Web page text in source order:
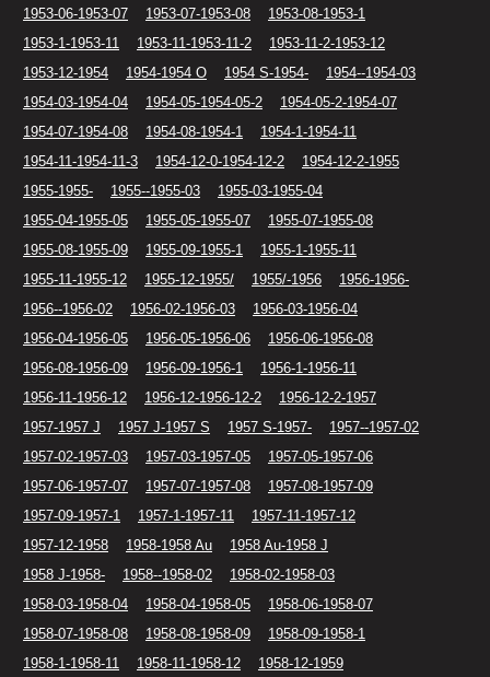
1953-06-1953-07 1953-07-1953-08
1953-08-1953-1
1953-1-1953-11
1953-11-1953-11-2
1953-11-2-1953-12
1953-12-1954
1954-1954 O 1954 S-1954-
1954--1954-03
1954-03-1954-04
1954-05-1954-05-2
1954-05-2-1954-07
1954-07-1954-08
1954-08-1954-1
1954-1-1954-11
1954-11-1954-11-3
1954-12-0-1954-12-2
1954-12-2-1955
1955-1955-
1955--1955-03
1955-03-1955-04
1955-04-1955-05
1955-05-1955-07
1955-07-1955-08
1955-08-1955-09
1955-09-1955-1
1955-1-1955-11
1955-11-1955-12
1955-12-1955/ 1955/-1956
1956-1956-
1956--1956-02
1956-02-1956-03
1956-03-1956-04
1956-04-1956-05
1956-05-1956-06
1956-06-1956-08
1956-08-1956-09
1956-09-1956-1
1956-1-1956-11
1956-11-1956-12
1956-12-1956-12-2
1956-12-2-1957
1957-1957 J
1957 J-1957 S 1957 S-1957-
1957--1957-02
1957-02-1957-03
1957-03-1957-05
1957-05-1957-06
1957-06-1957-07
1957-07-1957-08
1957-08-1957-09
1957-09-1957-1
1957-1-1957-11
1957-11-1957-12
1957-12-1958
1958-1958 Au
1958 Au-1958 J
1958 J-1958-
1958--1958-02
1958-02-1958-03
1958-03-1958-04
1958-04-1958-05
1958-06-1958-07
1958-07-1958-08
1958-08-1958-09
1958-09-1958-1
1958-1-1958-11
1958-11-1958-12
1958-12-1959